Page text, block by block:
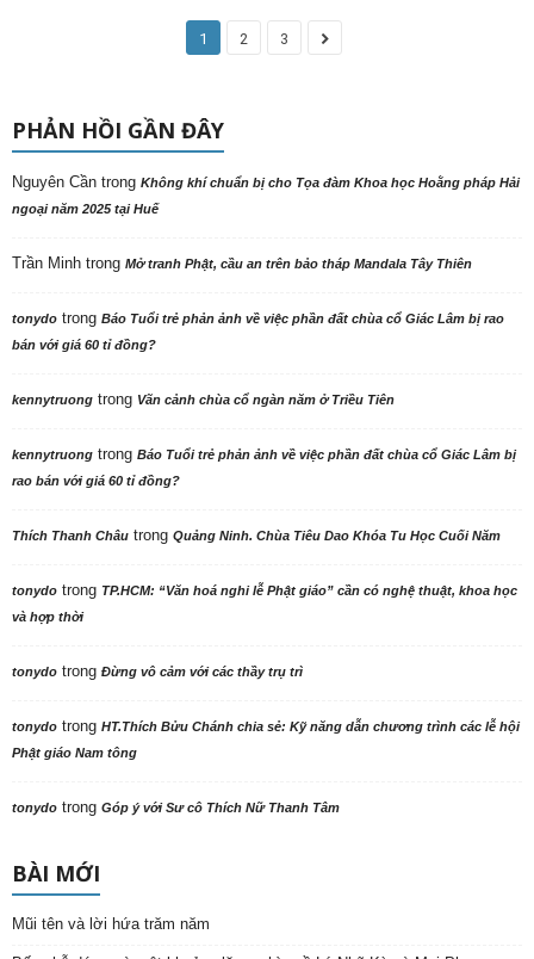
1 2 3
PHẢN HỒI GẦN ĐÂY
Nguyên Cần trong Không khí chuẩn bị cho Tọa đàm Khoa học Hoằng pháp Hải
ngoại năm 2025 tại Huế
Trần Minh trong Mở tranh Phật, cầu an trên bảo tháp Mandala Tây Thiên
tonydo trong Báo Tuổi trẻ phản ảnh về việc phần đất chùa cổ Giác Lâm bị rao
bán với giá 60 tỉ đồng?
kennytruong trong Vãn cảnh chùa cổ ngàn năm ở Triều Tiên
kennytruong trong Báo Tuổi trẻ phản ảnh về việc phần đất chùa cổ Giác Lâm bị
rao bán với giá 60 tỉ đồng?
Thích Thanh Châu trong Quảng Ninh. Chùa Tiêu Dao Khóa Tu Học Cuối Năm
tonydo trong TP.HCM: “Văn hoá nghi lễ Phật giáo” cần có nghệ thuật, khoa học
và hợp thời
tonydo trong Đừng vô cảm với các thầy trụ trì
tonydo trong HT.Thích Bửu Chánh chia sẻ: Kỹ năng dẫn chương trình các lễ hội
Phật giáo Nam tông
tonydo trong Góp ý với Sư cô Thích Nữ Thanh Tâm
BÀI MỚI
Mũi tên và lời hứa trăm năm